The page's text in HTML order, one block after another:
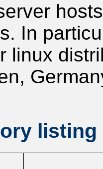
hosts
In
linux
listing